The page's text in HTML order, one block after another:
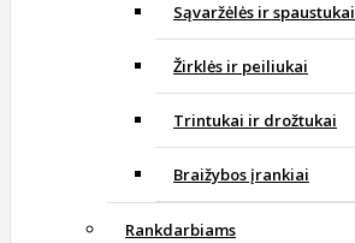
Sąvaržėlės ir spaustukai
Žirklės ir peiliukai
Trintukai ir drožtukai
Braižybos įrankiai
Rankdarbiams